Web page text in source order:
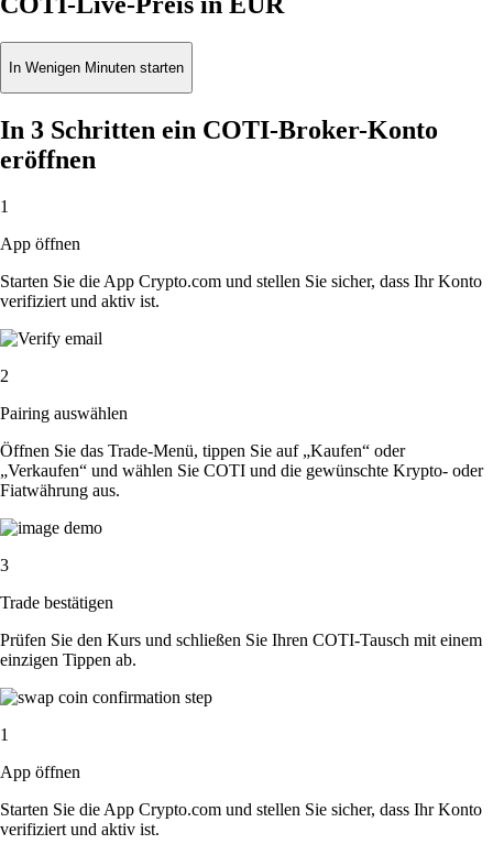
In Wenigen Minuten starten
In 3 Schritten ein COTI-Broker-Konto
eröffnen
1
App öffnen
Starten Sie die App Crypto.com und stellen Sie sicher, dass Ihr Konto
verifiziert und aktiv ist.
2
Pairing auswählen
Öffnen Sie das Trade-Menü, tippen Sie auf „Kaufen“ oder
„Verkaufen“ und wählen Sie COTI und die gewünschte Krypto- oder
Fiatwährung aus.
3
Trade bestätigen
Prüfen Sie den Kurs und schließen Sie Ihren COTI-Tausch mit einem
einzigen Tippen ab.
1
App öffnen
Starten Sie die App Crypto.com und stellen Sie sicher, dass Ihr Konto
verifiziert und aktiv ist.